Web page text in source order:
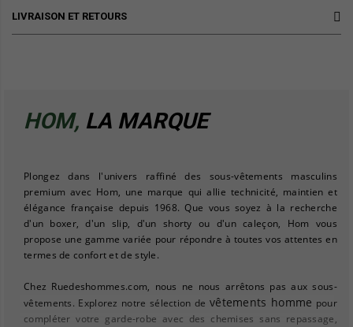
LIVRAISON ET RETOURS
HOM, LA MARQUE
Plongez dans l'univers raffiné des sous-vêtements masculins
premium avec Hom, une marque qui allie technicité, maintien et
élégance française depuis 1968. Que vous soyez à la recherche
d'un boxer, d'un slip, d'un shorty ou d'un caleçon, Hom vous
propose une gamme variée pour répondre à toutes vos attentes en
termes de confort et de style.
Chez Ruedeshommes.com, nous ne nous arrêtons pas aux sous-
vêtements. Explorez notre sélection de vêtements homme pour
compléter votre garde-robe avec des chemises sans repassage,